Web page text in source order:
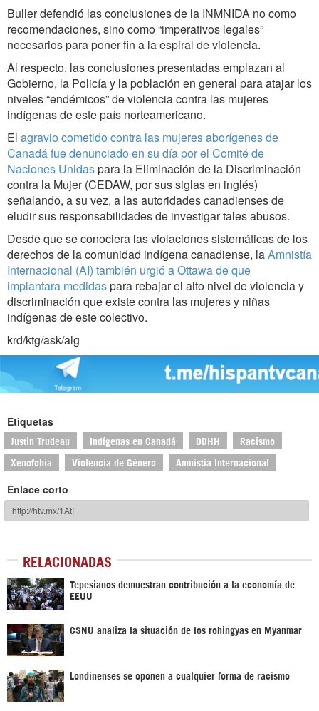
Buller defendió las conclusiones de la INMNIDA no como
recomendaciones, sino como “imperativos legales”
necesarios para poner fin a la espiral de violencia.
Al respecto, las conclusiones presentadas emplazan al
Gobierno, la Policía y la población en general para atajar los
niveles “endémicos” de violencia contra las mujeres
indígenas de este país norteamericano.
El agravio cometido contra las mujeres aborígenes de
Canadá fue denunciado en su día por el Comité de
Naciones Unidaspara la Eliminación de la Discriminación
contra la Mujer (CEDAW, por sus siglas en inglés)
señalando, a su vez, a las autoridades canadienses de
eludir sus responsabilidades de investigar tales abusos.
Desde que se conociera las violaciones sistemáticas de los
derechos de la comunidad indígena canadiense, laAmnistía
Internacional (AI) también urgió a Ottawa de que
implantara medidaspara rebajar el alto nivel de violencia y
discriminación que existe contra las mujeres y niñas
indígenas de este colectivo.
krd/ktg/ask/alg
Etiquetas
Justin Trudeau Indígenas en Canadá DDHH Racismo
Xenofobia Violencia de Género Amnistía Internacional
Enlace corto
RELACIONADAS
Tepesianos demuestran contribución a la economía de
EEUU
CSNU analiza la situación de los rohingyas en Myanmar
Londinenses se oponen a cualquier forma de racismo